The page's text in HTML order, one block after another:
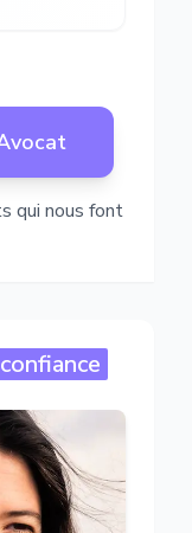
qui nous font